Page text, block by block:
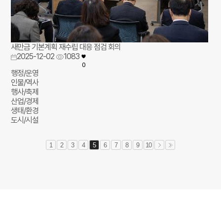
새만금 기본계획 재수립 대응 점검 회의
2025-12-02
1083
0
행정/운영
인물/역사
행사/축제
산업/경제
생태/환경
도시/시설
1 2 3 4 5 6 7 8 9 10